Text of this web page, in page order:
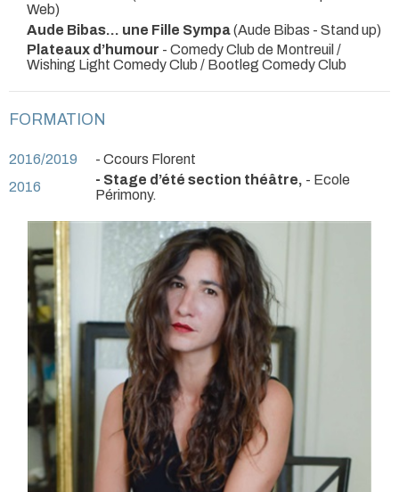
Web)
Aude Bibas... une Fille Sympa(Aude Bibas - Stand up)
Plateaux d’humour - Comedy Club de Montreuil /
Wishing Light Comedy Club / Bootleg Comedy Club
FORMATION
2016/2019
- Ccours Florent
2016
- Stage d’été section théâtre, - Ecole
Périmony.